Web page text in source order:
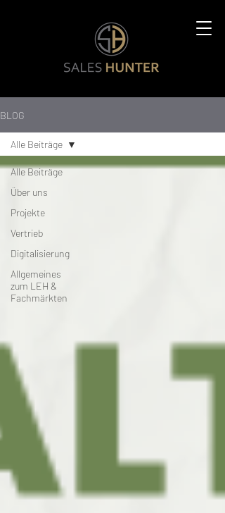
BLOG
Alle Beiträge
Über uns
Projekte
Vertrieb
Digitalisierung
Allgemeines
zum LEH &
Fachmärkten
Alle Beiträge